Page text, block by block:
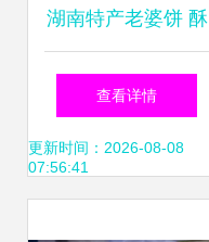
湖南特产老婆饼 酥
香传统点心的匠人
之作
查看详情
更新时间：2026-08-08
07:56:41